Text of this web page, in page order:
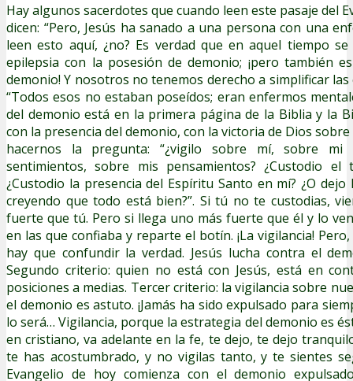
Hay algunos sacerdotes que cuando leen este pasaje del
dicen: “Pero, Jesús ha sanado a una persona con una
leen esto aquí, ¿no? Es verdad que en aquel tiempo
epilepsia con la posesión de demonio; ¡pero también
demonio! Y nosotros no tenemos derecho a simplificar las
“Todos esos no estaban poseídos; eran enfermos
del demonio está en la primera página de la Biblia y la
con la presencia del demonio, con la victoria de Dios
hacernos la pregunta: “¿vigilo sobre mí, sobre mi
sentimientos, sobre mis pensamientos? ¿Custodio
¿Custodio la presencia del Espíritu Santo en mí? ¿O dejo
creyendo que todo está bien?”. Si tú no te custodias,
fuerte que tú. Pero si llega uno más fuerte que él y lo
en las que confiaba y reparte el botín. ¡La vigilancia!
hay que confundir la verdad. Jesús lucha contra el
Segundo criterio: quien no está con Jesús, está en
posiciones a medias. Tercer criterio: la vigilancia sobre
el demonio es astuto. ¡Jamás ha sido expulsado para
lo será… Vigilancia, porque la estrategia del demonio es
en cristiano, va adelante en la fe, te dejo, te dejo
te has acostumbrado, y no vigilas tanto, y te sientes
Evangelio de hoy comienza con el demonio